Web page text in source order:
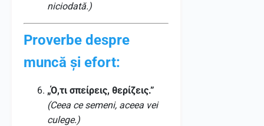
niciodată.)
Proverbe despre
muncă și efort:
„Ό,τι σπείρεις, θερίζεις.”
(Ceea ce semeni, aceea vei
culege.)